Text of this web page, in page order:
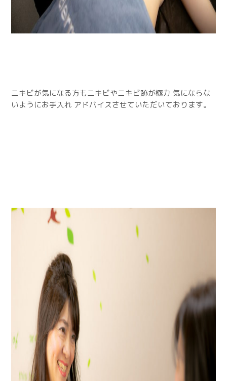
ニキビが気になる方もニキビやニキビ跡が極力 気にならな
いようにお手入れ アドバイスさせていただいております。